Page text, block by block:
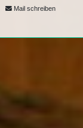
Mail schreiben